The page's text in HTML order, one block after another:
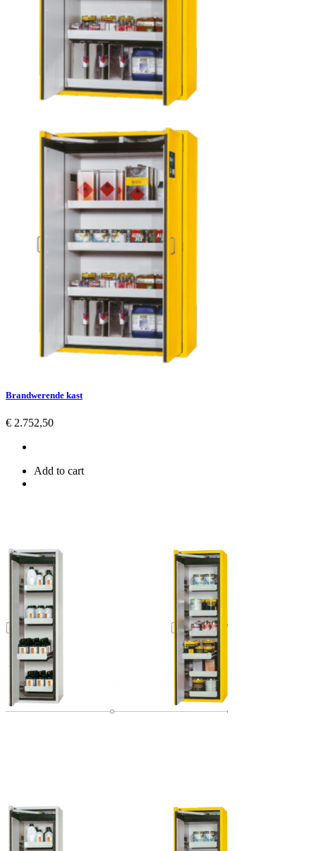
Brandwerende kast
Prijs
€ 2.752,50
Add to cart